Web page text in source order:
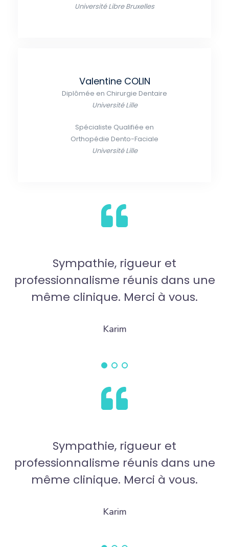
Université Libre Bruxelles
Valentine COLIN
Diplômée en Chirurgie Dentaire
Université Lille
Spécialiste Qualifiée en
Orthopédie Dento-Faciale
Université Lille
rigueur et
réunis dans une
Merci à vous.
Une équipe
un cabinet
rigueur et
réunis dans une
clinique. Merci à vous.
Une équipe
un